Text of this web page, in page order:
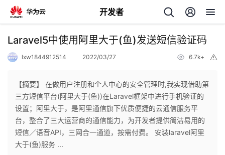
开发者
返
个
人
我
Laravel5中使用阿里大于(鱼)发送短信验证码
lxw1844912514 2022/03/27 6.7k+
【摘要】 在做用户注册和个人中心的安全管理时,我实现借助第
三方短信平台(阿里大于(鱼))在Laravel框架中进行手机验证的
设置；阿里大于，是阿里通信旗下优质便捷的云通信服务平
台，整合了三大运营商的通信能力，为开发者提供简洁易用的
短信／语音API，三网合一通道，按需付费。 安装laravel阿里
大于(鱼)服务 ...